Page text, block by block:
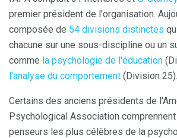
premier président de l'organisation.
composée de 54 divisions distinctes
chacune sur une sous-discipline ou un
comme la psychologie de l'éducation
l'analyse du comportement (Division 25).
Certains des anciens présidents de
Psychological Association
penseurs les plus célèbres de la